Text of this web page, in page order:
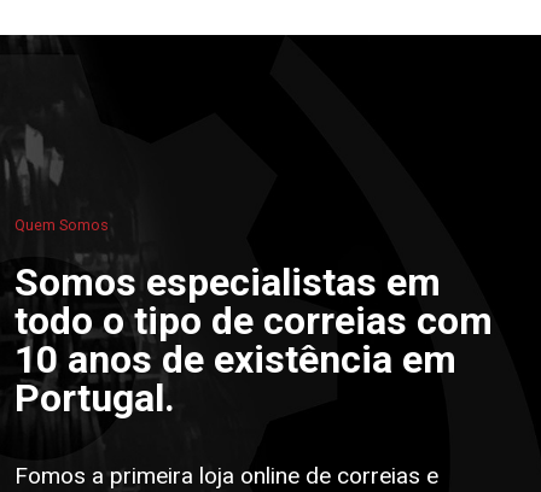
Quem Somos
Somos especialistas em
todo o tipo de correias com
10 anos de existência em
Portugal.
Fomos a primeira loja online de correias e